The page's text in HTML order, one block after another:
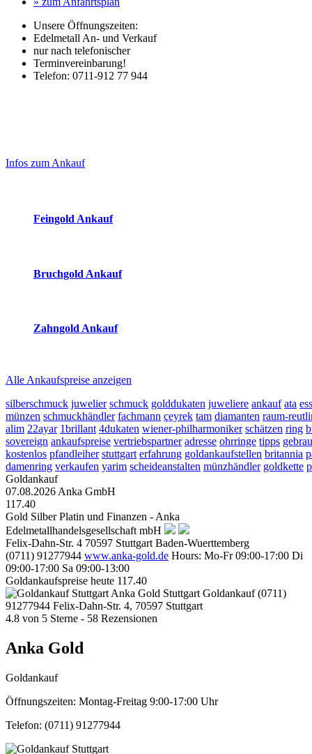
Unsere Öffnungszeiten:
Edelmetall An- und Verkauf
nur nach telefonischer
Terminvereinbarung!
Telefon: 0711-912 77 944
Sidebar
Infos zum Ankauf
Feingold Ankauf
Bruchgold Ankauf
Zahngold Ankauf
Alle Ankaufspreise anzeigen
silberschmuck juwelier schmuck golddukaten juweliere ankauf ata
münzen schmuckhändler fachmann çeyrek tam diamanten raum-
alim 22ayar 1brillant 4dukaten wiener-philharmoniker schätzen ring
sovereign ankaufspreise vertriebspartner adresse ohrringe tipps
kostenlos pfandleiher stuttgart erfahrung goldankaufstellen britannia
damenring verkaufen yarim scheideanstalten münzhändler goldkette
Goldankauf
07.08.2026 Anka GmbH
117.40
Gold Silber Platin und Finanzen - Anka
Edelmetallhandelsgesellschaft mbH
Felix-Dahn-Str. 4 70597 Stuttgart Baden-Wuerttemberg
(0711) 91277944 www.anka-gold.de Hours: Mo-Fr 09:00-17:00 Di
09:00-17:00 Sa 09:00-13:00
Goldankaufspreise heute 117.40
Anka Gold Stuttgart Goldankauf (0711)
91277944 Felix-Dahn-Str. 4, 70597 Stuttgart
4.8 von 5 Sterne - 58 Rezensionen
Anka Gold
Goldankauf
Öffnungszeiten: Montag-Freitag 9:00-17:00 Uhr
Telefon: (0711) 91277944